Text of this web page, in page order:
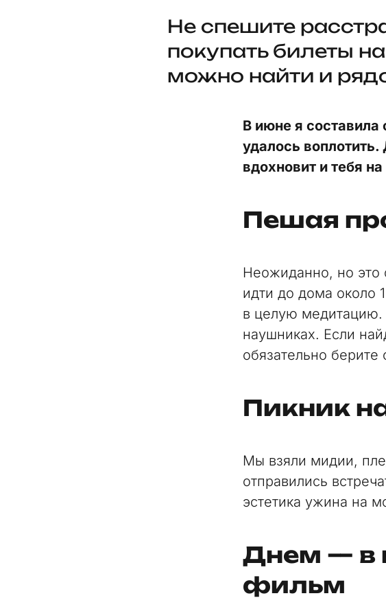
Не спешите
покупать билеты
можно найти и
В июне я
удалось
вдохновит и тебя
Пешая
Неожиданно, но это
идти до дома около
в целую медитацию.
наушниках. Если
обязательно
Пикник
Мы взяли мидии,
отправились
эстетика ужина на
Днем — в
фильм